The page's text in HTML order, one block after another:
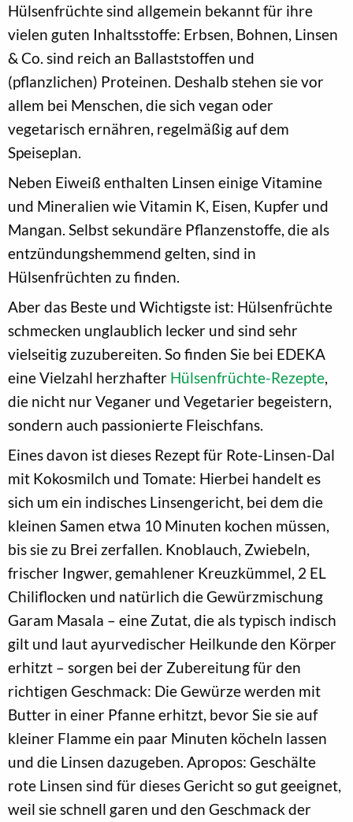
Hülsenfrüchte sind allgemein bekannt für ihre
vielen guten Inhaltsstoffe: Erbsen, Bohnen, Linsen
& Co. sind reich an Ballaststoffen und
(pflanzlichen) Proteinen. Deshalb stehen sie vor
allem bei Menschen, die sich vegan oder
vegetarisch ernähren, regelmäßig auf dem
Speiseplan.
Neben Eiweiß enthalten Linsen einige Vitamine
und Mineralien wie Vitamin K, Eisen, Kupfer und
Mangan. Selbst sekundäre Pflanzenstoffe, die als
entzündungshemmend gelten, sind in
Hülsenfrüchten zu finden.
Aber das Beste und Wichtigste ist: Hülsenfrüchte
schmecken unglaublich lecker und sind sehr
vielseitig zuzubereiten. So finden Sie bei EDEKA
eine Vielzahl herzhafter Hülsenfrüchte-Rezepte,
die nicht nur Veganer und Vegetarier begeistern,
sondern auch passionierte Fleischfans.
Eines davon ist dieses Rezept für Rote-Linsen-Dal
mit Kokosmilch und Tomate: Hierbei handelt es
sich um ein indisches Linsengericht, bei dem die
kleinen Samen etwa 10 Minuten kochen müssen,
bis sie zu Brei zerfallen. Knoblauch, Zwiebeln,
frischer Ingwer, gemahlener Kreuzkümmel, 2 EL
Chiliflocken und natürlich die Gewürzmischung
Garam Masala – eine Zutat, die als typisch indisch
gilt und laut ayurvedischer Heilkunde den Körper
erhitzt – sorgen bei der Zubereitung für den
richtigen Geschmack: Die Gewürze werden mit
Butter in einer Pfanne erhitzt, bevor Sie sie auf
kleiner Flamme ein paar Minuten köcheln lassen
und die Linsen dazugeben. Apropos: Geschälte
rote Linsen sind für dieses Gericht so gut geeignet,
weil sie schnell garen und den Geschmack der